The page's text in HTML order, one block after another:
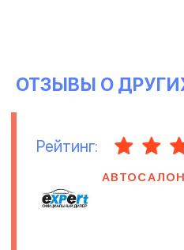
ОТЗЫВЫ О
Рейтинг: